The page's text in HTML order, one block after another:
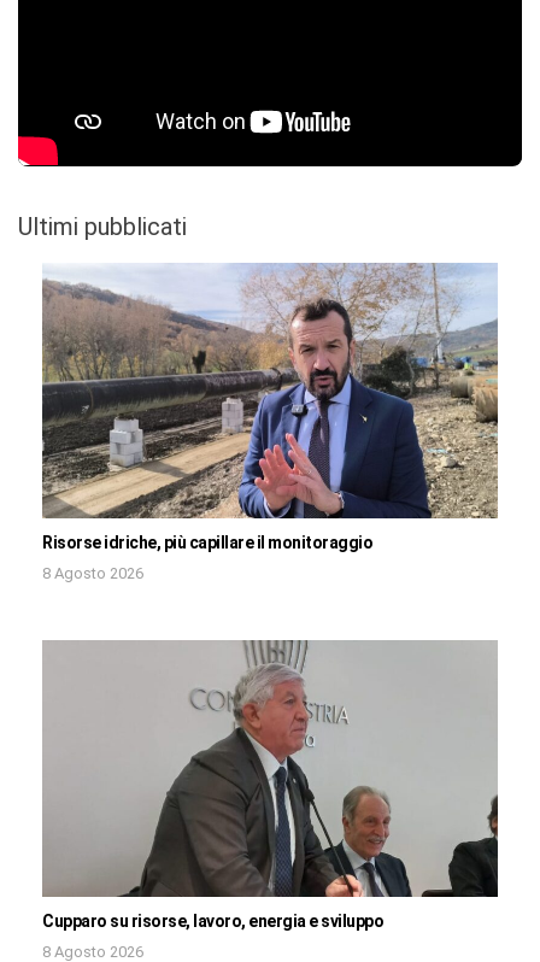
Ultimi pubblicati
Risorse idriche, più capillare il monitoraggio
8 Agosto 2026
Cupparo su risorse, lavoro, energia e sviluppo
8 Agosto 2026